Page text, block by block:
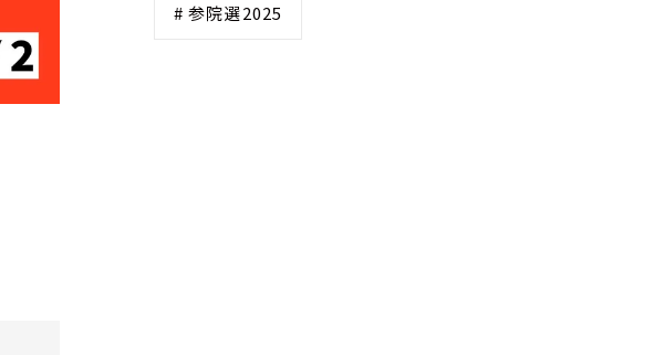
# 参院選2025